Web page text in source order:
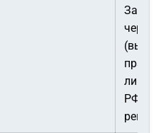
через
лица
РФ/